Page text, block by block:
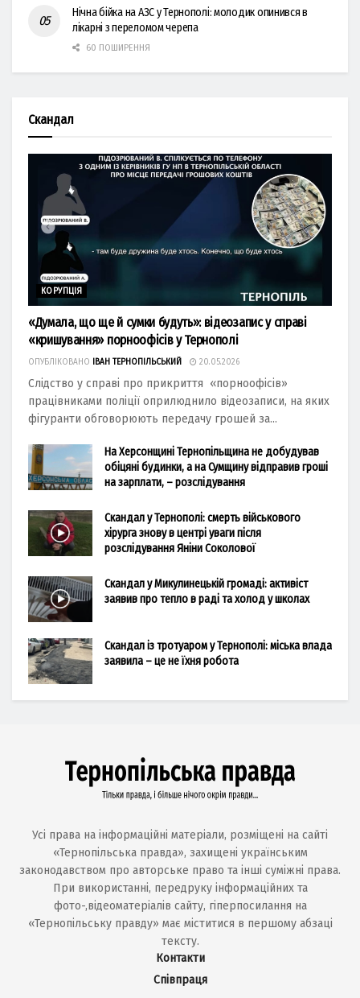
Нічна бійка на АЗС у Тернополі: молодик опинився в
лікарні з переломом черепа
60 ПОШИРЕННЯ
Скандал
КОРУПЦІЯ
«Думала, що ще й сумки будуть»: відеозапис у справі
«кришування» порноофісів у Тернополі
ОПУБЛІКОВАНО ІВАН ТЕРНОПІЛЬСЬКИЙ 20.05.2026
Слідство у справі про прикриття «порноофісів»
працівниками поліції оприлюднило відеозаписи, на яких
фігуранти обговорюють передачу грошей за...
На Херсонщині Тернопільщина не добудував
обіцяні будинки, а на Сумщину відправив гроші
на зарплати, – розслідування
Скандал у Тернополі: смерть військового
хірурга знову в центрі уваги після
розслідування Яніни Соколової
Скандал у Микулинецькій громаді: активіст
заявив про тепло в раді та холод у школах
Скандал із тротуаром у Тернополі: міська влада
заявила – це не їхня робота
Усі права на інформаційні матеріали, розміщені на сайті
«Тернопільська правда», захищені українським
законодавством про авторське право та інші суміжні права.
При використанні, передруку інформаційних та
фото-,відеоматеріалів сайту, гіперпосилання на
«Тернопільську правду» має міститися в першому абзаці
тексту.
Контакти
Співпраця